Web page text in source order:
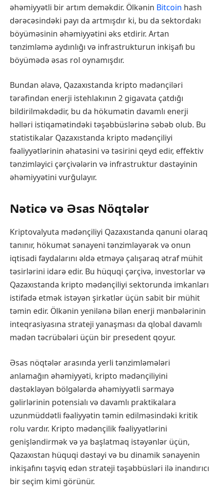
əhəmiyyətli bir artım deməkdir. Ölkənin Bitcoin hash
dərəcəsindəki payı da artmışdır ki, bu da sektordakı
böyüməsinin əhəmiyyətini əks etdirir. Artan
tənzimləmə aydınlığı və infrastrukturun inkişafı bu
böyümədə əsas rol oynamışdır.
Bundan əlavə, Qazaxıstanda kripto mədənçiləri
tərəfindən enerji istehlakının 2 gigavata çatdığı
bildirilməkdədir, bu da hökumətin davamlı enerji
həlləri istiqamətindəki təşəbbüslərinə səbəb olub. Bu
statistikalar Qazaxıstanda kripto mədənçiliyi
fəaliyyətlərinin əhatəsini və təsirini qeyd edir, effektiv
tənzimləyici çərçivələrin və infrastruktur dəstəyinin
əhəmiyyətini vurğulayır.
Nəticə və Əsas Nöqtələr
Kriptovalyuta mədənçiliyi Qazaxıstanda qanuni olaraq
tanınır, hökumət sənayeni tənzimləyərək və onun
iqtisadi faydalarını əldə etməyə çalışaraq ətraf mühit
təsirlərini idarə edir. Bu hüquqi çərçivə, investorlar və
Qazaxıstanda kripto mədənçiliyi sektorunda imkanları
istifadə etmək istəyən şirkətlər üçün sabit bir mühit
təmin edir. Ölkənin yenilənə bilən enerji mənbələrinin
inteqrasiyasına strateji yanaşması da qlobal davamlı
mədən təcrübələri üçün bir presedent qoyur.
Əsas nöqtələr arasında yerli tənzimləmələri
anlamağın əhəmiyyəti, kripto mədənçiliyini
dəstəkləyən bölgələrdə əhəmiyyətli sərmayə
gəlirlərinin potensialı və davamlı praktikalara
uzunmüddətli fəaliyyətin təmin edilməsindəki kritik
rolu vardır. Kripto mədənçilik fəaliyyətlərini
genişləndirmək və ya başlatmaq istəyənlər üçün,
Qazaxıstan hüquqi dəstəyi və bu dinamik sənayenin
inkişafını təşviq edən strateji təşəbbüsləri ilə inandırıcı
bir seçim kimi görünür.